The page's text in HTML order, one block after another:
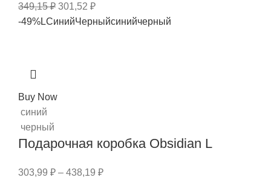
349,15₽ 301,52 ₽
-49%LСинийЧерныйсинийчерный
Buy Now
синий
черный
Подарочная коробка Obsidian L
303,99 ₽ – 438,19 ₽